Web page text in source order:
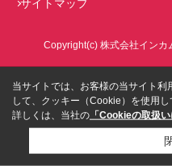
サイトマップ
Copyright(c) 株式会社イン
当サイトでは、お客様の当サイト利
して、クッキー（Cookie）を使用し
詳しくは、当社の 「Cookieの取扱い